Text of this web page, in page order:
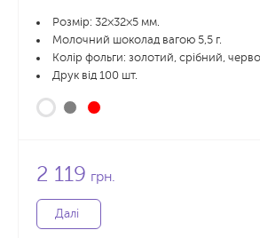
Розмір: 32×32×5 мм.
Молочний шоколад вагою 5,5 г.
Колір фольги: золотий, срібний,
Друк від 100 шт.
2 119 грн.
Далі